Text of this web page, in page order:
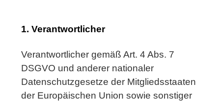
1. Verantwortlicher
Verantwortlicher gemäß Art. 4 Abs. 7
DSGVO und anderer nationaler
Datenschutzgesetze der Mitgliedsstaaten
der Europäischen Union sowie sonstiger